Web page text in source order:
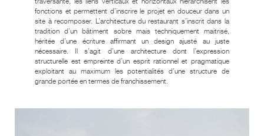
fonctions et permettent d’inscrire le projet en douceur dans un
site à recomposer. L’architecture du restaurant s’inscrit dans la
tradition d’un bâtiment sobre mais techniquement maitrisé,
héritée d’une écriture affirmant un design ajusté au juste
nécessaire. Il s’agit d’une architecture dont l’expression
structurelle est empreinte d’un esprit rationnel et pragmatique
exploitant au maximum les potentialités d’une structure de
grande portée en termes de franchissement.
CHÂTEAU SAINTE-
CATHERINE – PAILLET
TOURS